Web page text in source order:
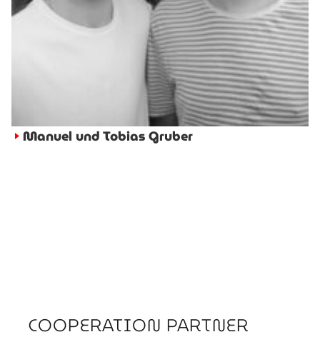
► Manuel und Tobias Gruber
COOPERATION PARTNER